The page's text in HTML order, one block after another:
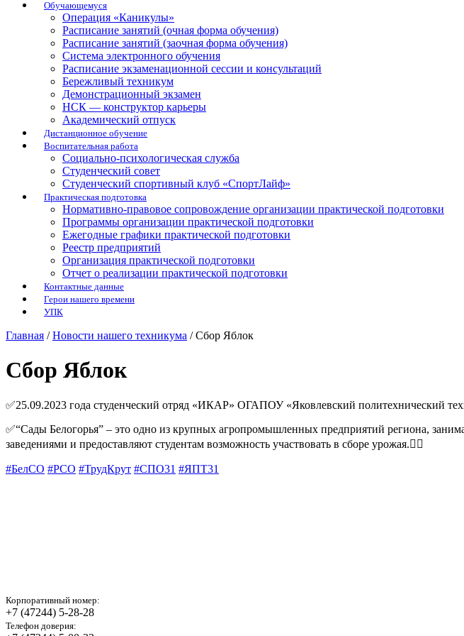
Обучающемуся
Операция «Каникулы»
Расписание занятий (очная форма обучения)
Расписание занятий (заочная форма обучения)
Система электронного обучения
Расписание экзаменационной сессии и консультаций
Бережливый техникум
Демонстрационный экзамен
НСК — конструктор карьеры
Академический отпуск
Дистанционное обучение
Воспитательная работа
Социально-психологическая служба
Студенческий совет
Студенческий спортивный клуб «СпортЛайф»
Практическая подготовка
Нормативно-правовое сопровождение организации практической подготовки
Программы организации практической подготовки
Ежегодные графики практической подготовки
Реестр предприятий
Организация практической подготовки
Отчет о реализации практической подготовки
Контактные данные
Герои нашего времени
УПК
Главная /Новости нашего техникума / Сбор Яблок
Сбор Яблок
✅25.09.2023 года студенческий отряд «ИКАР» ОГАПОУ «Яковлевский политехнический
✅“Сады Белогорья” – это одно из крупных агропромышленных предприятий региона,
заведениями и предоставляют студентам возможность участвовать в сборе урожая.👌🏻
#БелСО #РСО #ТрудКрут #СПО31 #ЯПТ31
Корпоративный номер:
+7 (47244) 5-28-28
Телефон доверия: